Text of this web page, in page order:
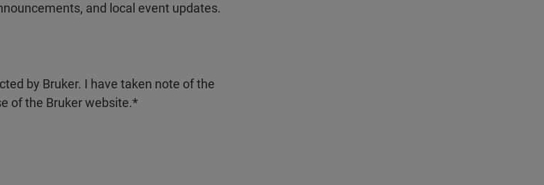
and local event updates.
by Bruker. I have taken note of the
of the Bruker website.